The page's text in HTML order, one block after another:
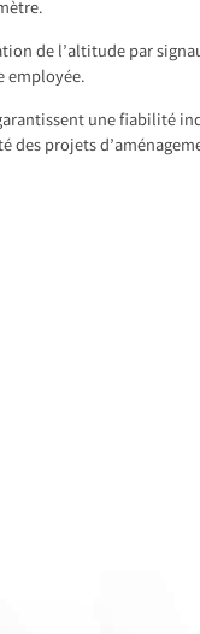
de l’altitude par
employée.
une fiabilité
des projets